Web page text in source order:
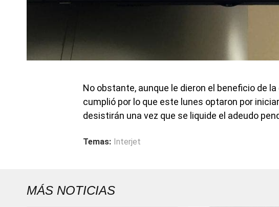
No obstante, aunque le dieron el beneficio de
cumplió por lo que este lunes optaron por
desistirán una vez que se liquide el adeudo
Temas: Interjet
MÁS NOTICIAS